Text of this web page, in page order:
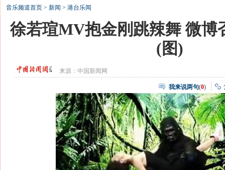
音乐频道首页 > 新闻 > 港台乐闻
徐若瑄MV抱金刚跳辣舞 微博
(图)
来源： 中国新闻网
我来说两句(0)